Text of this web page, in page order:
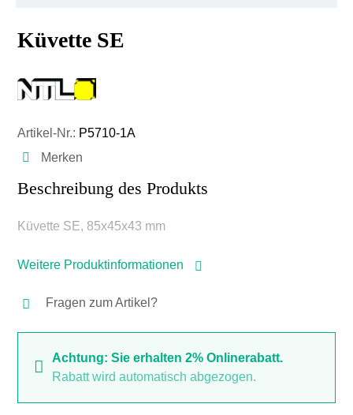
Küvette SE
Artikel-Nr.: P5710-1A
Merken
Beschreibung des Produkts
Küvette SE, 85x45x43 mm
Weitere Produktinformationen
Fragen zum Artikel?
Achtung: Sie erhalten 2% Onlinerabatt.
Rabatt wird automatisch abgezogen.